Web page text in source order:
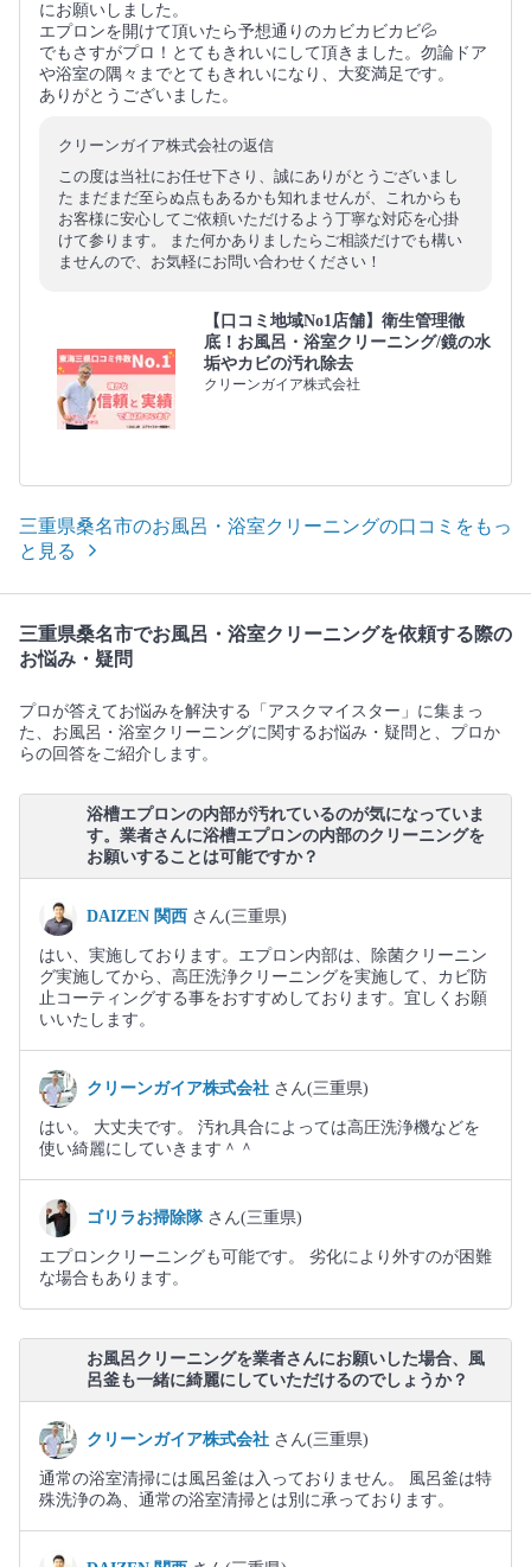
にお願いしました。
エプロンを開けて頂いたら予想通りのカビカビカビ💦
でもさすがプロ！とてもきれいにして頂きました。勿論ドア
や浴室の隅々までとてもきれいになり、大変満足です。
ありがとうございました。
クリーンガイア株式会社の返信
この度は当社にお任せ下さり、誠にありがとうございまし
た まだまだ至らぬ点もあるかも知れませんが、これからも
お客様に安心してご依頼いただけるよう丁寧な対応を心掛
けて参ります。 また何かありましたらご相談だけでも構い
ませんので、お気軽にお問い合わせください！
【口コミ地域No1店舗】衛生管理徹
底！お風呂・浴室クリーニング/鏡の水
垢やカビの汚れ除去
クリーンガイア株式会社
三重県桑名市のお風呂・浴室クリーニングの口コミをもっ
と見る
三重県桑名市でお風呂・浴室クリーニングを依頼する際の
お悩み・疑問
プロが答えてお悩みを解決する「アスクマイスター」に集まっ
た、お風呂・浴室クリーニングに関するお悩み・疑問と、プロか
らの回答をご紹介します。
浴槽エプロンの内部が汚れているのが気になっていま
す。業者さんに浴槽エプロンの内部のクリーニングを
お願いすることは可能ですか？
DAIZEN 関西 さん(三重県)
はい、実施しております。エプロン内部は、除菌クリーニン
グ実施してから、高圧洗浄クリーニングを実施して、カビ防
止コーティングする事をおすすめしております。宜しくお願
いいたします。
クリーンガイア株式会社 さん(三重県)
はい。 大丈夫です。 汚れ具合によっては高圧洗浄機などを
使い綺麗にしていきます＾＾
ゴリラお掃除隊 さん(三重県)
エプロンクリーニングも可能です。 劣化により外すのが困難
な場合もあります。
お風呂クリーニングを業者さんにお願いした場合、風
呂釜も一緒に綺麗にしていただけるのでしょうか？
クリーンガイア株式会社 さん(三重県)
通常の浴室清掃には風呂釜は入っておりません。 風呂釜は特
殊洗浄の為、通常の浴室清掃とは別に承っております。